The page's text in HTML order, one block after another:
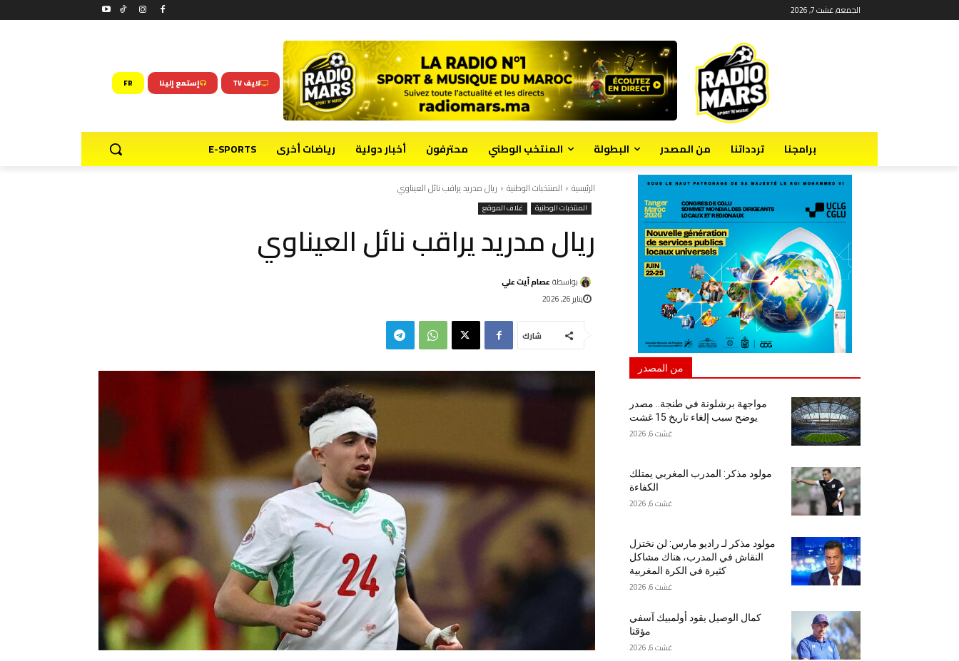
الجمعة, غشت 7, 2026
لايف TV إستمع إلينا FR
برامجنا تردداتنا من المصدر البطولة المنتخب الوطني محترفون أخبار دولية رياضات أخرى E-SPORTS
الرئيسية المنتخبات الوطنية ريال مدريد يراقب نائل العيناوي
المنتخبات الوطنية غلاف الموقع
ريال مدريد يراقب نائل العيناوي
بواسطة عصام أيت علي
يناير 26, 2026
شارك
من المصدر
مواجهة برشلونة في طنجة.. مصدر
يوضح سبب إلغاء تاريخ 15 غشت
غشت 6, 2026
مولود مذكر: المدرب المغربي يمتلك
الكفاءة
غشت 6, 2026
مولود مذكر لـ راديو مارس: لن نختزل
النقاش في المدرب، هناك مشاكل
كثيرة في الكرة المغربية
غشت 6, 2026
كمال الوصيل يقود أولمبيك آسفي
مؤقتا
غشت 6, 2026